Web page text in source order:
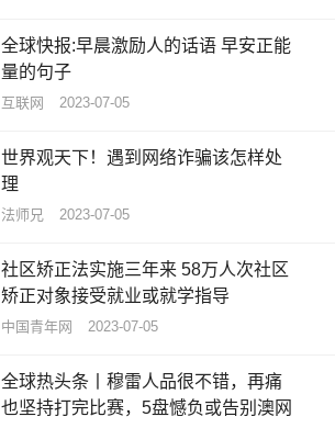
全球快报:早晨激励人的话语 早安正能
量的句子
互联网 2023-07-05
世界观天下！遇到网络诈骗该怎样处
理
法师兄 2023-07-05
社区矫正法实施三年来 58万人次社区
矫正对象接受就业或就学指导
中国青年网 2023-07-05
全球热头条丨穆雷人品很不错，再痛
也坚持打完比赛，5盘憾负或告别澳网